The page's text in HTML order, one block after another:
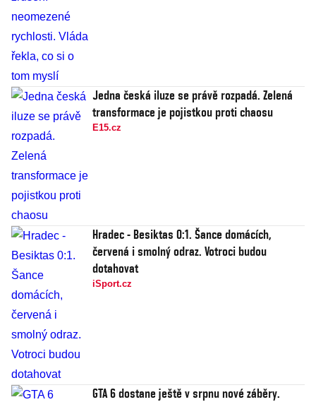
Jedna česká iluze se právě rozpadá. Zelená
transformace je pojistkou proti chaosu
E15.cz
Hradec - Besiktas 0:1. Šance domácích,
červená i smolný odraz. Votroci budou
dotahovat
iSport.cz
GTA 6 dostane ještě v srpnu nové záběry.